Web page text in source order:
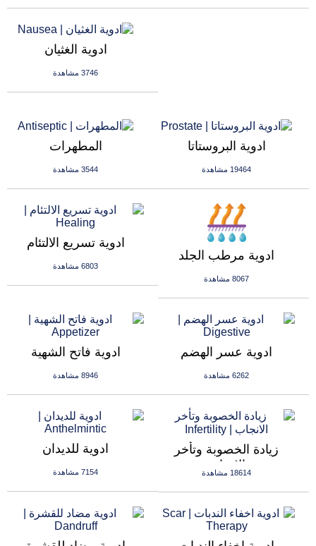
ادوية الغثيان
3746 مشاهدة
المطهرات
3544 مشاهدة
ادوية البروستاتا
19464 مشاهدة
ادوية تسريع الالتئام
6803 مشاهدة
ادوية مرطب الجلد
8067 مشاهدة
ادوية فاتح الشهية
8946 مشاهدة
ادوية عسر الهضم
6262 مشاهدة
ادوية للديدان
7154 مشاهدة
زيادة الخصوبة وتأخر
الانجاب
18614 مشاهدة